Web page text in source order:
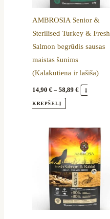
AMBROSIA Senior &
Sterilised Turkey & Fresh
Salmon begrūdis sausas
maistas šunims
(Kalakutiena ir lašiša)
14,90€ – 58,89€ Į
KREPŠELĮ
be
chosen
on
the
product
page
Price
range:
14,90 €
through
37,99 €
This
product
has
multiple
variants.
The
options